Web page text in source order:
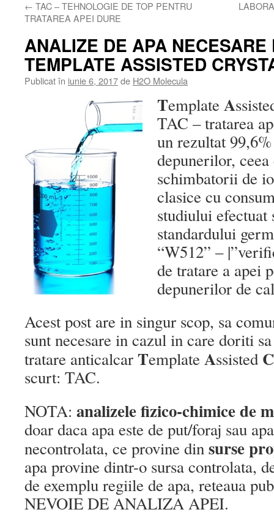
← TAC – TEHNOLOGIE DE TOP PENTRU
TRATAREA APEI DURE
ANALIZE DE APA NECESARE
TEMPLATE ASSISTED
Publicat în iunie 6, 2017de H2O Molecula
Template A
TAC – tratarea
un rezultat
depunerilor,
schimbatorii de
clasice cu
studiului
standardului
“W512” –
de tratare a apei
depunerilor de
Acest post are in singur scop, sa
sunt necesare in cazul in care doriti
tratare anticalcarTemplate Assisted C
scurt: TAC.
NOTA: analizele fizico-chimice de
doar daca apa este de put/foraj sau
necontrolata, ce provine dinsurse
apa provine dintr-o sursa controlata,
de exemplu regiile de apa, reteaua
NEVOIE DE ANALIZA APEI.